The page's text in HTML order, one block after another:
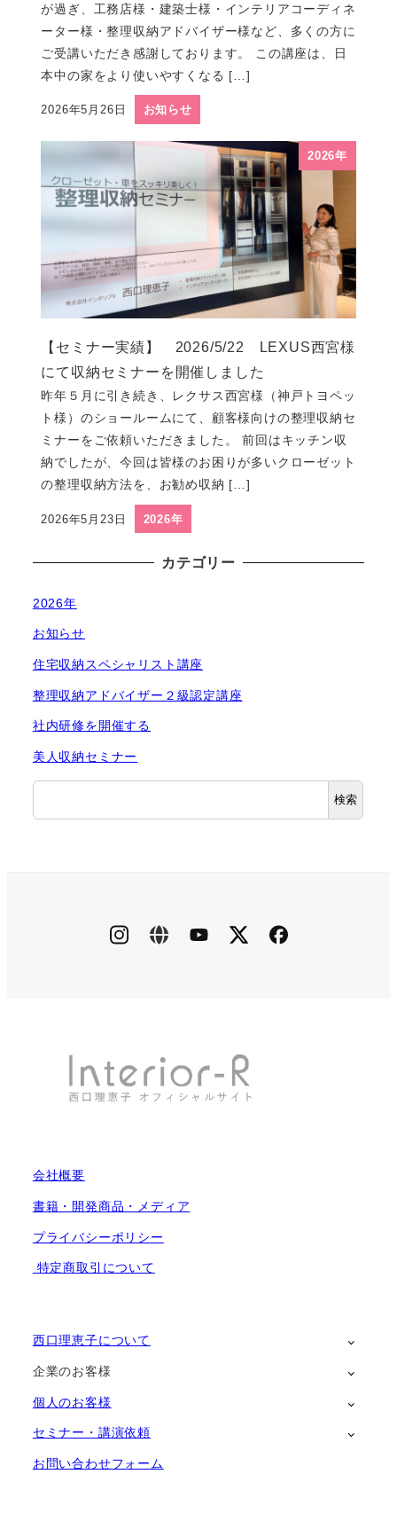
が過ぎ、工務店様・建築士様・インテリアコーディネ
ーター様・整理収納アドバイザー様など、多くの方に
ご受講いただき感謝しております。 この講座は、日
本中の家をより使いやすくなる […]
投稿日
2026年5月26日 お知らせ
2026年
【セミナー実績】 2026/5/22 LEXUS西宮様
にて収納セミナーを開催しました
昨年５月に引き続き、レクサス西宮様（神戸トヨペッ
ト様）のショールームにて、顧客様向けの整理収納セ
ミナーをご依頼いただきました。 前回はキッチン収
納でしたが、今回は皆様のお困りが多いクローゼット
の整理収納方法を、お勧め収納 […]
投稿日
2026年5月23日 2026年
カテゴリー
2026年
お知らせ
住宅収納スペシャリスト講座
整理収納アドバイザー２級認定講座
社内研修を開催する
美人収納セミナー
検索
instagram
amebloyoutube
X facebook
会社概要
書籍・開発商品・メディア
プライバシーポリシー
特定商取引について
西口理恵子について
企業のお客様
個人のお客様
セミナー・講演依頼
お問い合わせフォーム